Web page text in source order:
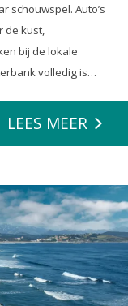
schouwspel. Auto’s
de kust,
bij de lokale
volledig is
dat ze alles
LEES MEER